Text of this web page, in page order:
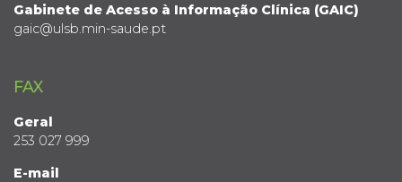
Gabinete de Acesso à Informação Clínica (GAIC)
gaic@ulsb.min-saude.pt
FAX
Geral
253 027 999
E-mail